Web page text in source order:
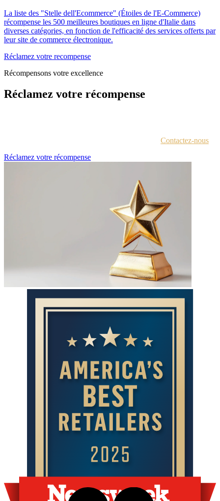
La liste des "Stelle dell'Ecommerce" (Étoiles de l'E-Commerce)
récompense les 500 meilleures boutiques en ligne d'Italie dans
diverses catégories, en fonction de l'efficacité des services offerts par
leur site de commerce électronique.
Réclamez votre recompense
Récompensons votre excellence
Réclamez votre récompense
Contactez-nous
Réclamez votre récompense